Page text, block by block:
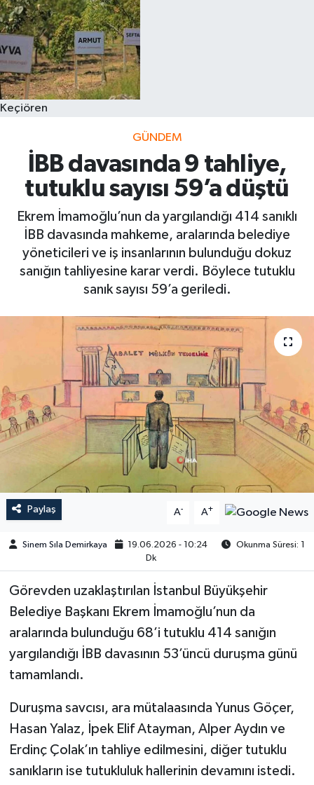
Keçiören
GÜNDEM
İBB davasında 9 tahliye,
tutuklu sayısı 59’a düştü
Ekrem İmamoğlu’nun da yargılandığı 414 sanıklı
İBB davasında mahkeme, aralarında belediye
yöneticileri ve iş insanlarının bulunduğu dokuz
sanığın tahliyesine karar verdi. Böylece tutuklu
sanık sayısı 59’a geriledi.
Paylaş A- A+
Sinem Sıla Demirkaya 19.06.2026 - 10:24
Okunma Süresi: 1
Dk
Görevden uzaklaştırılan İstanbul Büyükşehir
Belediye Başkanı Ekrem İmamoğlu’nun da
aralarında bulunduğu 68’i tutuklu 414 sanığın
yargılandığı İBB davasının 53’üncü duruşma günü
tamamlandı.
Duruşma savcısı, ara mütalaasında Yunus Göçer,
Hasan Yalaz, İpek Elif Atayman, Alper Aydın ve
Erdinç Çolak’ın tahliye edilmesini, diğer tutuklu
sanıkların ise tutukluluk hallerinin devamını istedi.